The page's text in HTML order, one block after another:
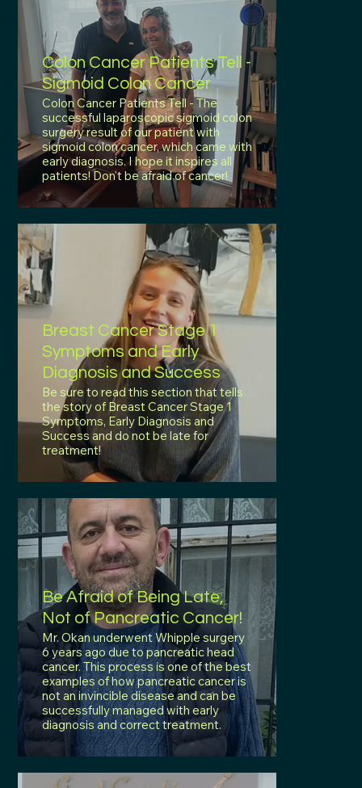
Colon Cancer Patients Tell -
Sigmoid Colon Cancer
Colon Cancer Patients Tell - The
successful laparoscopic sigmoid colon
surgery result of our patient with
sigmoid colon cancer, which came with
early diagnosis. I hope it inspires all
patients! Don't be afraid of cancer!
Breast Cancer Stage 1
Symptoms and Early
Diagnosis and Success
Be sure to read this section that tells
the story of Breast Cancer Stage 1
Symptoms, Early Diagnosis and
Success and do not be late for
treatment!
Be Afraid of Being Late,
Not of Pancreatic Cancer!
Mr. Okan underwent Whipple surgery
6 years ago due to pancreatic head
cancer. This process is one of the best
examples of how pancreatic cancer is
not an invincible disease and can be
successfully managed with early
diagnosis and correct treatment.